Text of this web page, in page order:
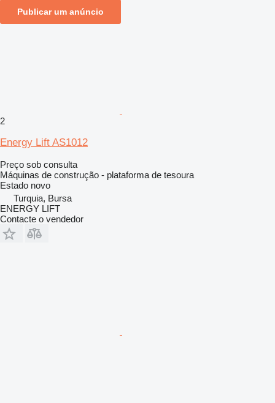
Publicar um anúncio
2
Energy Lift AS1012
Preço sob consulta
Máquinas de construção - plataforma de tesoura
Estado novo
Turquia, Bursa
ENERGY LIFT
Contacte o vendedor